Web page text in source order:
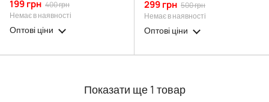
прайм чорна gd1
199 грн 400 грн
Немає в наявності
Оптові ціни
підставкою та магнитом
чорна gd2
299 грн 500 грн
Немає в наявності
Оптові ціни
Показати ще 1 товар